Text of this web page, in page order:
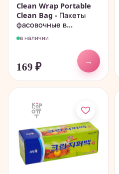
Clean Wrap Portable
Clean Bag - Пакеты
фасовочные в...
в наличии
169 ₽
→